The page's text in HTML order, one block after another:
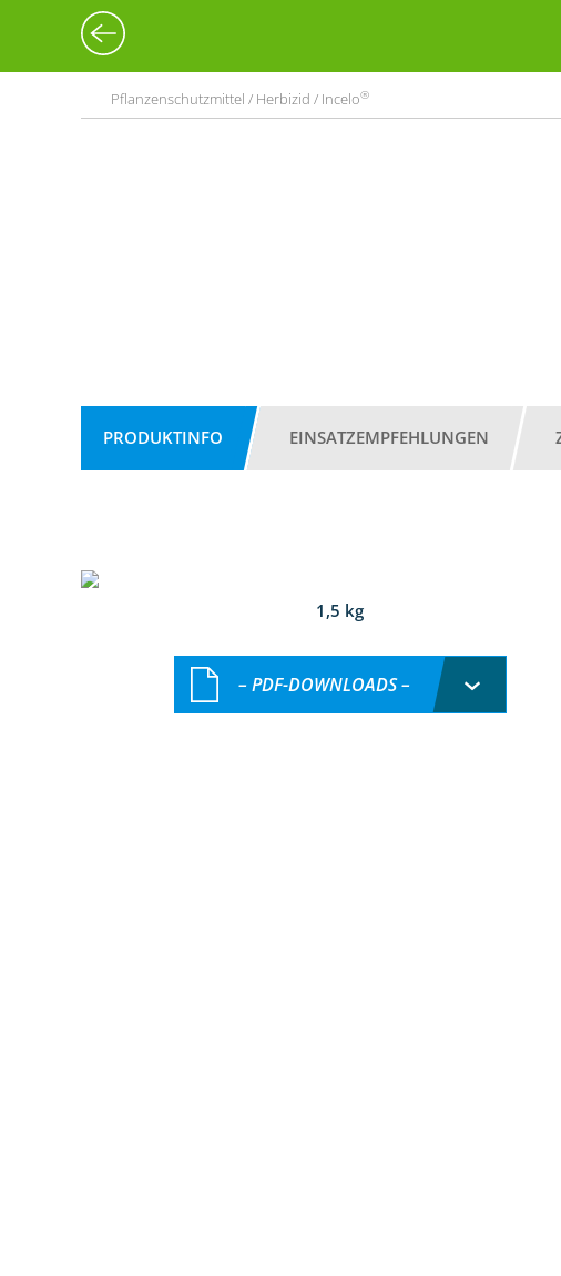
Pflanzenschutzmittel / Herbizid / Incelo®
PRODUKTINFO EINSATZEMPFEHLUNGEN
1,5 kg
– PDF-DOWNLOADS –